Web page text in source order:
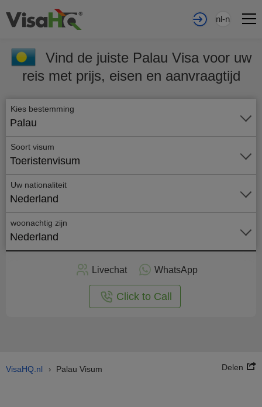
nl-nl
Vind de juiste Palau Visa voor uw
reis met prijs, eisen en aanvraagtijd
Kies bestemming
Palau
Soort visum
Toeristenvisum
Uw nationaliteit
Nederland
woonachtig zijn
Nederland
Livechat WhatsApp
Click to Call
VisaHQ.nl › Palau Visum Delen